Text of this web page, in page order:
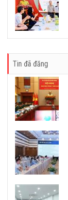
Tin đã đăng